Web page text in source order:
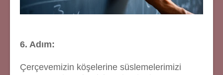
6. Adım:
Çerçevemizin köşelerine süslemelerimizi